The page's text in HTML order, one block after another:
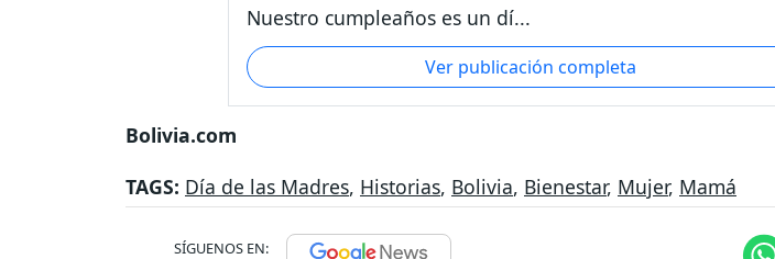
Nuestro cumpleaños es un dí...
Ver publicación completa
Bolivia.com
TAGS: Día de las Madres, Historias, Bolivia, Bienestar, Mujer, Mamá
SÍGUENOS EN: